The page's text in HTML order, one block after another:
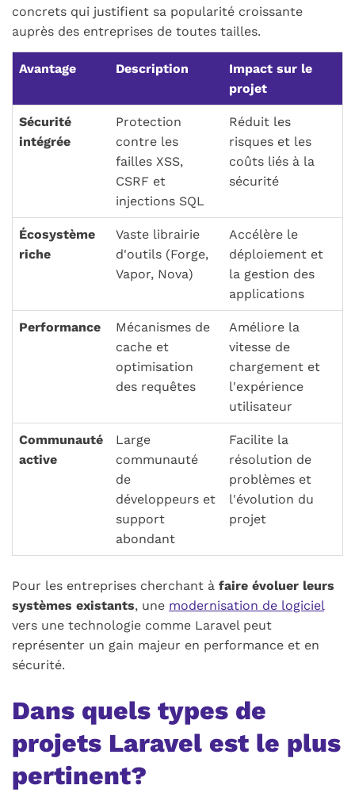
concrets qui justifient sa popularité croissante
auprès des entreprises de toutes tailles.
Avantage Description
Impact sur le
projet
Sécurité
intégrée
Protection
contre les
failles XSS,
CSRF et
injections SQL
Réduit les
risques et les
coûts liés à la
sécurité
Écosystème
riche
Vaste librairie
d'outils (Forge,
Vapor, Nova)
Accélère le
déploiement et
la gestion des
applications
Performance
Mécanismes de
cache et
optimisation
des requêtes
Améliore la
vitesse de
chargement et
l'expérience
utilisateur
Communauté
active
Large
communauté
de
développeurs et
support
abondant
Facilite la
résolution de
problèmes et
l'évolution du
projet
Pour les entreprises cherchant à faire évoluer leurs
systèmes existants, une modernisation de logiciel
vers une technologie comme Laravel peut
représenter un gain majeur en performance et en
sécurité.
Dans quels types de
projets Laravel est le plus
pertinent?